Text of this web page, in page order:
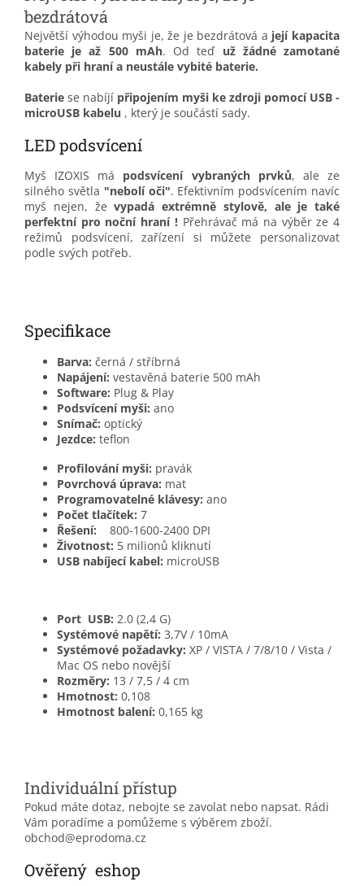
bezdrátová
Největší výhodou myši je, že je bezdrátová a její kapacita
baterie je až 500 mAh. Od teď už žádné zamotané
kabely při hraní a neustále vybité baterie.
Baterie se nabíjí připojením myši ke zdroji pomocí USB -
microUSB kabelu , který je součástí sady.
LED podsvícení
Myš IZOXIS má podsvícení vybraných prvků, ale ze
silného světla "nebolí oči". Efektivním podsvícením navíc
myš nejen, ževypadá extrémně stylově, ale je také
perfektní pro noční hraní ! Přehrávač má na výběr ze 4
režimů podsvícení, zařízení si můžete personalizovat
podle svých potřeb.
Specifikace
Barva: černá / stříbrná
Napájení: vestavěná baterie 500 mAh
Software: Plug & Play
Podsvícení myši: ano
Snímač: optický
Jezdce: teflon
Profilování myši: pravák
Povrchová úprava: mat
Programovatelné klávesy: ano
Počet tlačítek: 7
Řešení: 800-1600-2400 DPI
Životnost: 5 milionů kliknutí
USB nabíjecí kabel: microUSB
Port USB: 2.0 (2,4 G)
Systémové napětí: 3,7V / 10mA
Systémové požadavky: XP / VISTA / 7/8/10 / Vista /
Mac OS nebo novější
Rozměry: 13 / 7,5 / 4 cm
Hmotnost: 0,108
Hmotnost balení: 0,165 kg
Individuální přístup
Pokud máte dotaz, nebojte se zavolat nebo napsat. Rádi
Vám poradíme a pomůžeme s výběrem zboží.
obchod@eprodoma.cz
Ověřený eshop